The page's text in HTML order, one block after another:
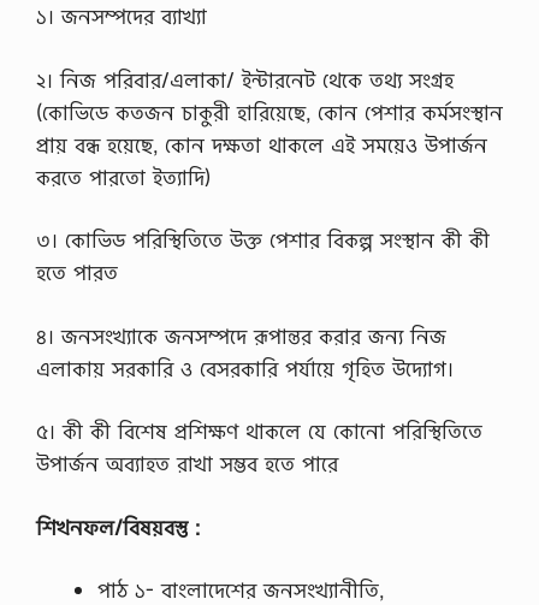
১। জনসম্পদের ব্যাখ্যা
২। নিজ পরিবার/এলাকা/ ইন্টারনেট থেকে তথ্য সংগ্রহ
(কোভিডে কতজন চাকুরী হারিয়েছে, কোন পেশার কর্মসংস্থান
প্রায় বন্ধ হয়েছে, কোন দক্ষতা থাকলে এই সময়েও উপার্জন
করতে পারতাে ইত্যাদি)
৩। কোভিড পরিস্থিতিতে উক্ত পেশার বিকল্প সংস্থান কী কী
হতে পারত
৪। জনসংখ্যাকে জনসম্পদে রূপান্তর করার জন্য নিজ
এলাকায় সরকারি ও বেসরকারি পর্যায়ে গৃহিত উদ্যোগ।
৫। কী কী বিশেষ প্রশিক্ষণ থাকলে যে কোনাে পরিস্থিতিতে
উপার্জন অব্যাহত রাখা সম্ভব হতে পারে
শিখনফল/বিষয়বস্তু :
পাঠ ১- বাংলাদেশের জনসংখ্যানীতি,